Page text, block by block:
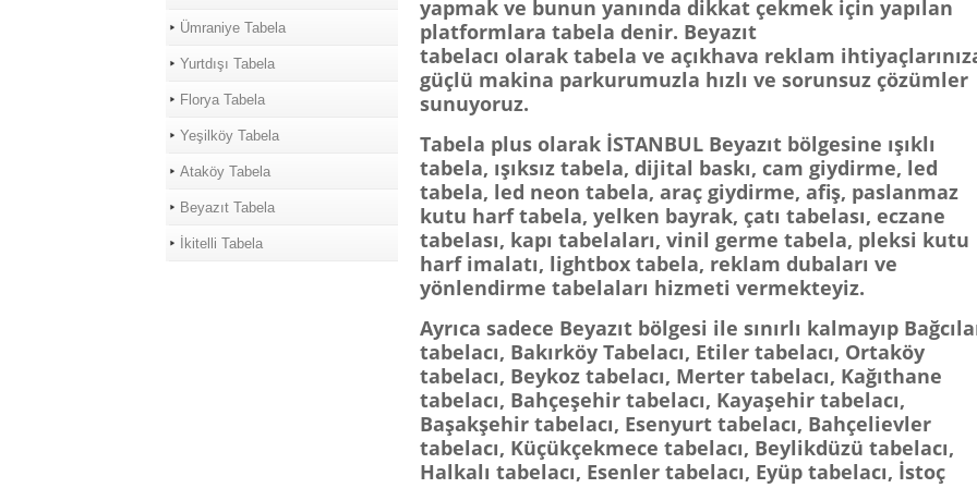
Ümraniye Tabela
Yurtdışı Tabela
Florya Tabela
Yeşilköy Tabela
Ataköy Tabela
Beyazıt Tabela
İkitelli Tabela
yapmak ve bunun yanında dikkat çekmek için yapılan
platformlara tabela denir. Beyazıt
tabelacı olarak tabela ve açıkhava reklam
güçlü makina parkurumuzla hızlı ve sorunsuz çözümler
sunuyoruz.
Tabela plus olarak İSTANBUL Beyazıt bölgesine ışıklı
tabela, ışıksız tabela, dijital baskı, cam giydirme, led
tabela, led neon tabela, araç giydirme, afiş, paslanmaz
kutu harf tabela, yelken bayrak, çatı tabelası, eczane
tabelası, kapı tabelaları, vinil germe tabela, pleksi kutu
harf imalatı, lightbox tabela, reklam dubaları ve
yönlendirme tabelaları hizmeti vermekteyiz.
Ayrıca sadece Beyazıt bölgesi ile sınırlı kalmayıp
tabelacı, Bakırköy Tabelacı, Etiler tabelacı, Ortaköy
tabelacı, Beykoz tabelacı, Merter tabelacı, Kağıthane
tabelacı, Bahçeşehir tabelacı, Kayaşehir tabelacı,
Başakşehir tabelacı, Esenyurt tabelacı, Bahçelievler
tabelacı, Küçükçekmece tabelacı, Beylikdüzü tabelacı,
Halkalı tabelacı, Esenler tabelacı, Eyüp tabelacı, İstoç